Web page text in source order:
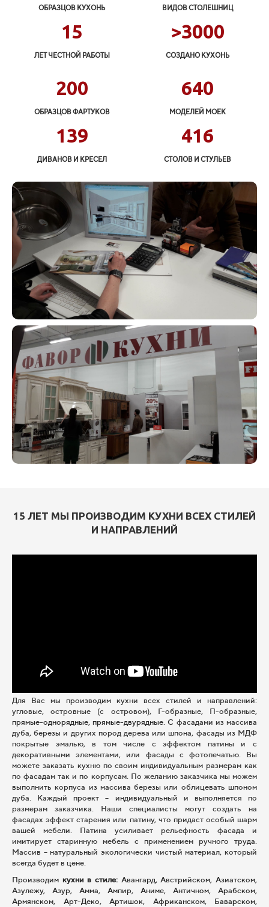
ОБРАЗЦОВ КУХОНЬ ВИДОВ СТОЛЕШНИЦ
15
ЛЕТ ЧЕСТНОЙ РАБОТЫ
>3000
СОЗДАНО КУХОНЬ
200
ОБРАЗЦОВ ФАРТУКОВ
640
МОДЕЛЕЙ МОЕК
139
ДИВАНОВ И КРЕСЕЛ
416
СТОЛОВ И СТУЛЬЕВ
15 ЛЕТ МЫ ПРОИЗВОДИМ КУХНИ ВСЕХ СТИЛЕЙ
И НАПРАВЛЕНИЙ
Для Вас мы производим кухни всех стилей и направлений:
угловые, островные (с островом), Г-образные, П-образные,
прямые-однорядные,прямые-двурядные. С фасадами из массива
дуба, березы и других пород дерева или шпона, фасады из МДФ
покрытые эмалью, в том числе с эффектом патины и с
декоративными элементами, или фасады с фотопечатью. Вы
можете заказать кухню по своим индивидуальным размерам как
по фасадам так и по корпусам. По желанию заказчика мы можем
выполнить корпуса из массива березы или облицевать шпоном
дуба. Каждый проект – индивидуальный и выполняется по
размерам заказчика. Наши специалисты могут создать на
фасадах эффект старения или патину, что придаст особый шарм
вашей мебели.
Патина усиливает рельефность фасада и
имитирует старинную мебель с применением ручного труда.
Массив – натуральный экологически чистый материал, который
всегда будет в цене.
Производим кухни в стиле: Авангард, Австрийском, Азиатском,
Азулежу, Азур, Амма, Ампир, Аниме, Античном, Арабском,
Армянском, Арт-Деко, Артишок, Африканском, Баварском,